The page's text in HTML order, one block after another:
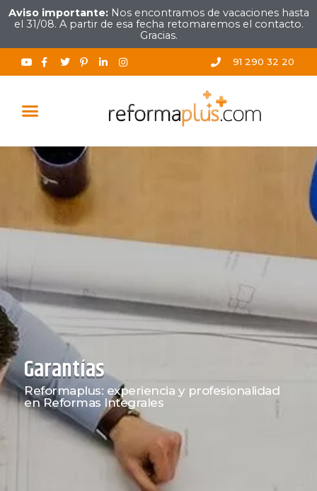
Aviso importante:Nos encontramos de vacaciones hasta
el 31/08. A partir de esa fecha retomaremos el contacto.
Gracias.
91 290 32 20
Garantías
Reformaplus: experiencia y profesionalidad
en Reformas Integrales